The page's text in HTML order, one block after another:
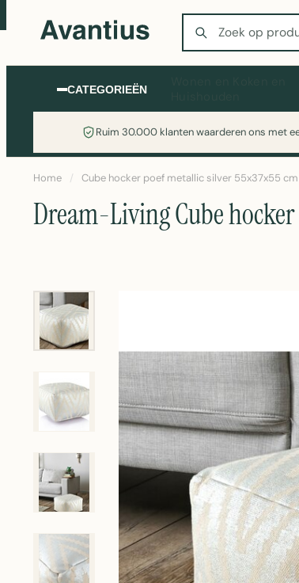
Zoeken
CATEGORIEËN
Ruim 30.000 klanten waarderen ons met
Home / Cube hocker poef metallic silver 55x37x55
Dream-Living Cube